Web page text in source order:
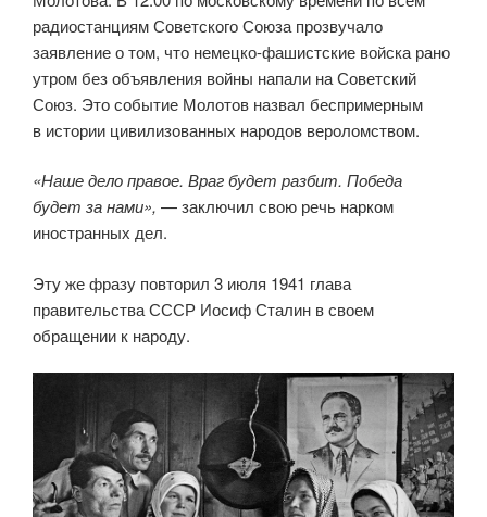
радиостанциям Советского Союза прозвучало
заявление о том, что немецко-фашистские войска рано
утром без объявления войны напали на Советский
Союз. Это событие Молотов назвал беспримерным
в истории цивилизованных народов вероломством.
«Наше дело правое. Враг будет разбит. Победа
будет за нами», — заключил свою речь нарком
иностранных дел.
Эту же фразу повторил 3 июля 1941 глава
правительства СССР Иосиф Сталин в своем
обращении к народу.